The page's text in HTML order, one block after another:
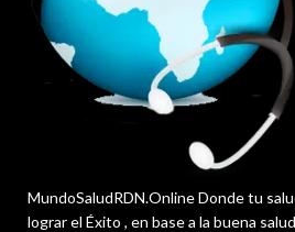
MundoSaludRDN.Online Donde tu
lograr el Éxito , en base a la buena